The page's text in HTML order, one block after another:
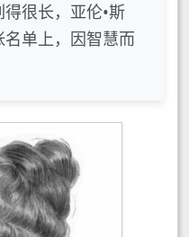
很长，亚伦•斯
单上，因智慧而